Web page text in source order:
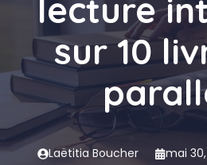
lecture
sur 10
Laëtitia Boucher mai